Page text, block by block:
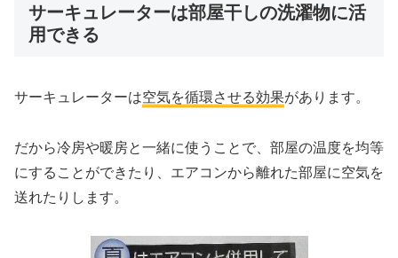
サーキュレーターは部屋干しの洗濯物に活
用できる
サーキュレーターは空気を循環させる効果があります。
だから冷房や暖房と一緒に使うことで、部屋の温度を均等
にすることができたり、エアコンから離れた部屋に空気を
送れたりします。